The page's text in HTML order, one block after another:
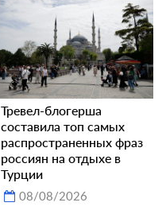
Тревел-блогерша
составила топ самых
распространенных фраз
россиян на отдыхе в
Турции
08/08/2026